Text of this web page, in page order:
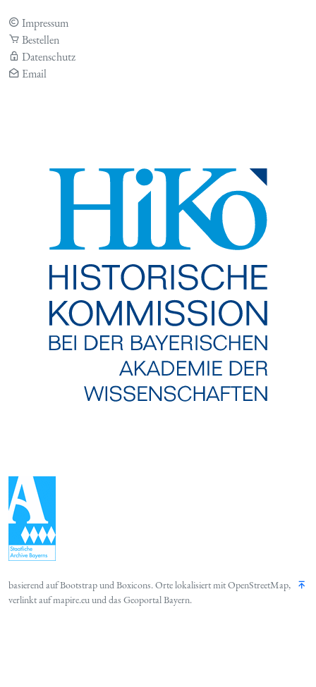
Impressum
Bestellen
Datenschutz
Email
basierend aufBootstrapundBoxicons. Orte lokalisiert mitOpenStreetMap,
verlinkt aufmapire.euund das Geoportal Bayern.